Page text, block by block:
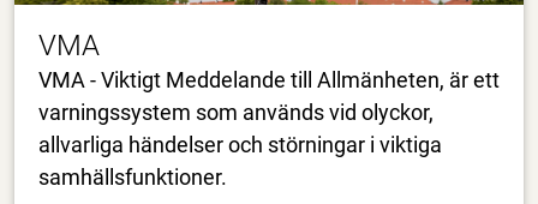
VMA
VMA - Viktigt Meddelande till Allmänheten, är ett
varningssystem som används vid olyckor,
allvarliga händelser och störningar i viktiga
samhällsfunktioner.